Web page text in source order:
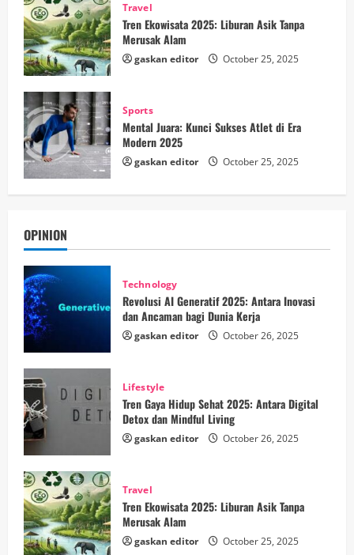
Travel
Tren Ekowisata 2025: Liburan Asik Tanpa
Merusak Alam
gaskan editor October 25, 2025
Sports
Mental Juara: Kunci Sukses Atlet di Era
Modern 2025
gaskan editor October 25, 2025
OPINION
Technology
Revolusi AI Generatif 2025: Antara Inovasi
dan Ancaman bagi Dunia Kerja
gaskan editor October 26, 2025
Lifestyle
Tren Gaya Hidup Sehat 2025: Antara Digital
Detox dan Mindful Living
gaskan editor October 26, 2025
Travel
Tren Ekowisata 2025: Liburan Asik Tanpa
Merusak Alam
gaskan editor October 25, 2025